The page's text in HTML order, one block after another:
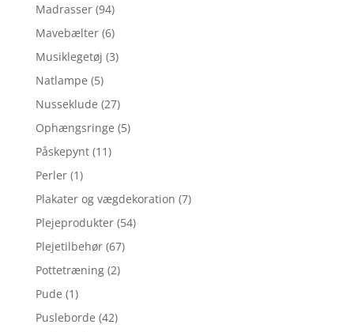
Madrasser (94)
Mavebælter (6)
Musiklegetøj (3)
Natlampe (5)
Nusseklude (27)
Ophængsringe (5)
Påskepynt (11)
Perler (1)
Plakater og vægdekoration (7)
Plejeprodukter (54)
Plejetilbehør (67)
Pottetræning (2)
Pude (1)
Pusleborde (42)